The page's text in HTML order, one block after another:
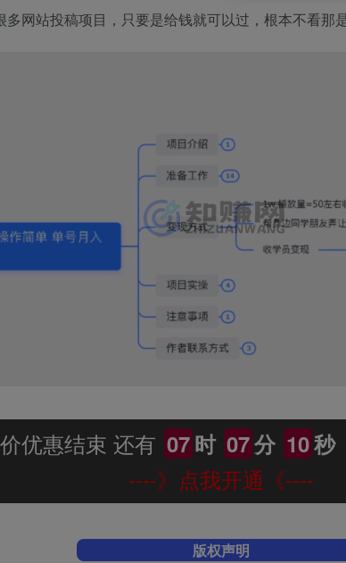
网站投稿项目，只要是给钱就可以过，根本不看那是
优惠结束 还有 07时 07分 09秒
----》点我开通《----
版权声明